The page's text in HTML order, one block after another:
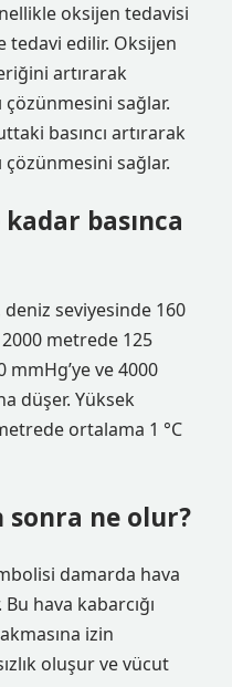
oksijen tedavisi
tedavi edilir. Oksijen
artırarak
çözünmesini sağlar.
basıncı artırarak
çözünmesini sağlar.
basınca
seviyesinde 160
metrede 125
mmHg’ye ve 4000
düşer. Yüksek
ortalama 1 °C
ne olur?
damarda hava
hava kabarcığı
izin
oluşur ve vücut